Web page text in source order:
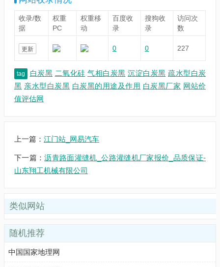
收录/数
据
权重
PC
权重移
动
百度收
录
搜狗收
录
访问次
数
更新 0 0 227
tag 白炭黑 二氧化硅 气相白炭黑 沉淀白炭黑 疏水型白炭
黑 亲水型白炭黑 白炭黑的用途及作用 白炭黑厂家 网站价
值评估网
上一篇： 江门站_网易汽车
下一篇：沥青路面灌缝机_公路灌缝机厂家报价_品质保证-
山东翔工机械有限公司
类似网站
随机推荐
中国国家地理网